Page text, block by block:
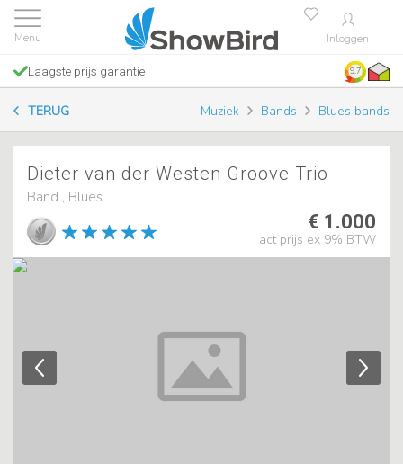
Inloggen
Laagste prijs garantie 9.7
TERUG Muziek Bands Blues bands
Dieter van der Westen Groove Trio
Band , Blues
€ 1.000
act prijs ex 9% BTW